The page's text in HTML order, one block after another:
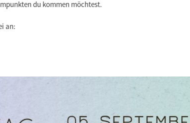
du kommen möchtest.
an: